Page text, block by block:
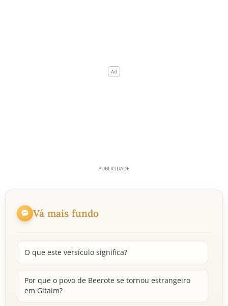
Vá mais fundo
O que este versículo significa?
Por que o povo de Beerote se tornou estrangeiro
em Gitaim?